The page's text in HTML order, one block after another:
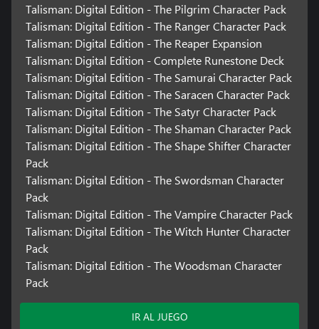
Talisman: Digital Edition - The Pilgrim Character Pack
Talisman: Digital Edition - The Ranger Character Pack
Talisman: Digital Edition - The Reaper Expansion
Talisman: Digital Edition - Complete Runestone Deck
Talisman: Digital Edition - The Samurai Character Pack
Talisman: Digital Edition - The Saracen Character Pack
Talisman: Digital Edition - The Satyr Character Pack
Talisman: Digital Edition - The Shaman Character Pack
Talisman: Digital Edition - The Shape Shifter Character
Pack
Talisman: Digital Edition - The Swordsman Character
Pack
Talisman: Digital Edition - The Vampire Character Pack
Talisman: Digital Edition - The Witch Hunter Character
Pack
Talisman: Digital Edition - The Woodsman Character
Pack
IR AL JUEGO